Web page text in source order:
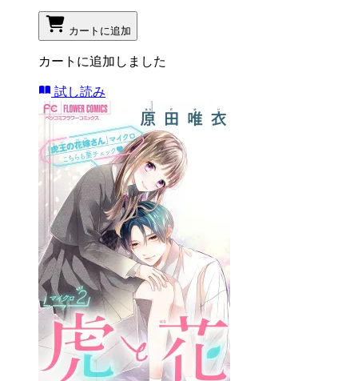
カートに追加
カートに追加しました
試し読み